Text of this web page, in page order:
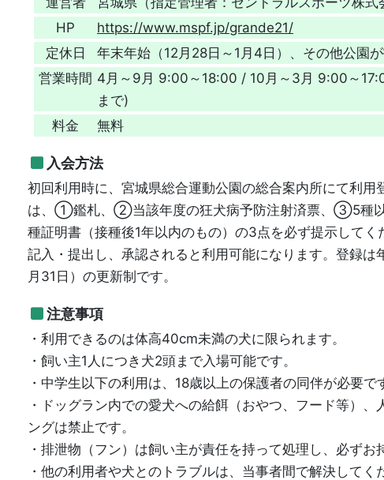
HP
https://www.mspf.jp/grande21/
定休日
年末年始（12月28日～1月4日）、その他公園
営業時間 4月～9月 9:00～18:00 / 10月～3月 9:00～
まで)
料金
無料
入会方法
初回利用時に、宮城県総合運動公園の総合案内所にて利用
は、①鑑札、②当該年度の狂犬病予防注射済票、③5種以
種証明書（接種後1年以内のもの）の3点を必ず提示してく
記入・提出し、承認されると利用可能になります。登録は
月31日）の更新制です。
注意事項
・利用できるのは体高40cm未満の犬に限られます。
・飼い主1人につき犬2頭まで入場可能です。
・中学生以下の利用は、18歳以上の保護者の同伴が必要で
・ドッグラン内での愛犬への給餌（おやつ、フード等）、
ングは禁止です。
・排泄物（フン）は飼い主が責任を持って処理し、必ずお
・他の利用者や犬とのトラブルは、当事者間で解決してく